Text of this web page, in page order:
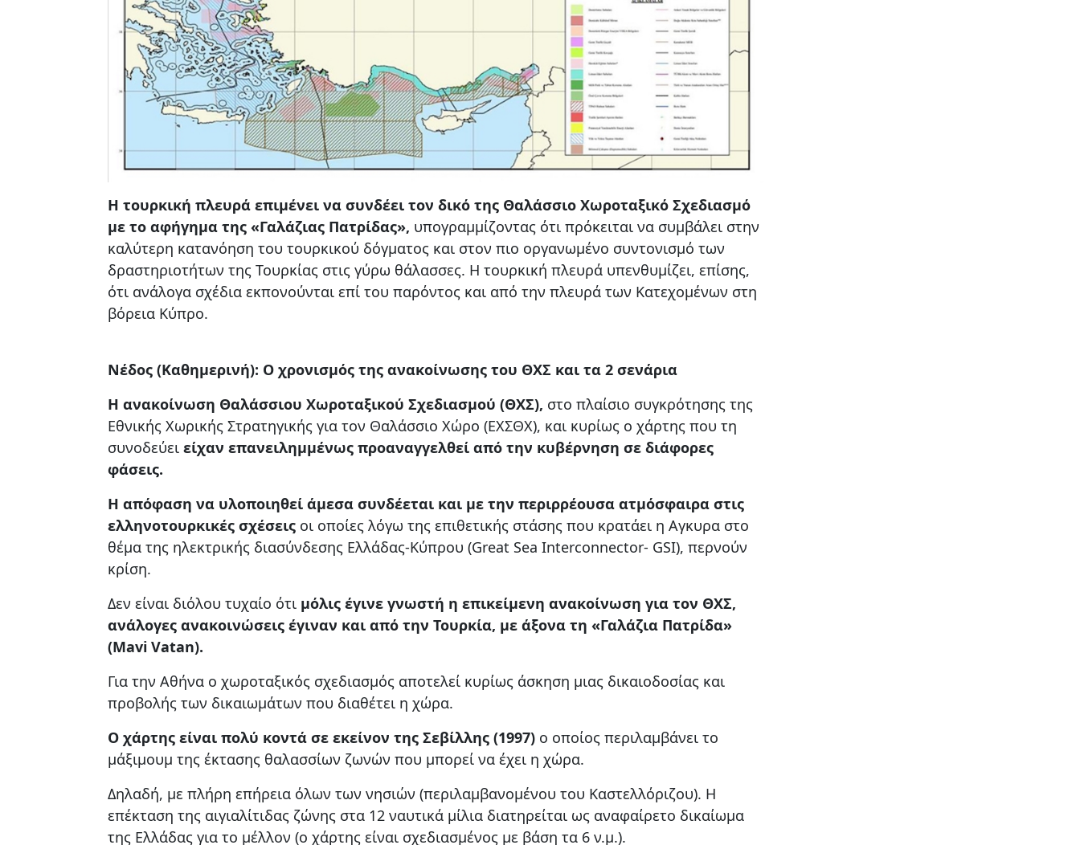
Η τουρκική πλευρά επιμένει να συνδέει τον δικό της Θαλάσσιο Χωροταξικό Σχεδιασμό
με το αφήγημα της «Γαλάζιας Πατρίδας», υπογραμμίζοντας ότι πρόκειται να συμβάλει στην
καλύτερη κατανόηση του τουρκικού δόγματος και στον πιο οργανωμένο συντονισμό των
δραστηριοτήτων της Τουρκίας στις γύρω θάλασσες. Η τουρκική πλευρά υπενθυμίζει, επίσης,
ότι ανάλογα σχέδια εκπονούνται επί του παρόντος και από την πλευρά των Κατεχομένων στη
βόρεια Κύπρο.
Νέδος (Καθημερινή): Ο χρονισμός της ανακοίνωσης του ΘΧΣ και τα 2 σενάρια
Η ανακοίνωση Θαλάσσιου Χωροταξικού Σχεδιασμού (ΘΧΣ), στο πλαίσιο συγκρότησης της
Εθνικής Χωρικής Στρατηγικής για τον Θαλάσσιο Χώρο (ΕΧΣΘΧ), και κυρίως ο χάρτης που τη
συνοδεύει είχαν επανειλημμένως προαναγγελθεί από την κυβέρνηση σε διάφορες
φάσεις.
Η απόφαση να υλοποιηθεί άμεσα συνδέεται και με την περιρρέουσα ατμόσφαιρα στις
ελληνοτουρκικές σχέσεις οι οποίες λόγω της επιθετικής στάσης που κρατάει η Αγκυρα στο
θέμα της ηλεκτρικής διασύνδεσης Ελλάδας-Κύπρου (Great Sea Interconnector- GSI), περνούν
κρίση.
Δεν είναι διόλου τυχαίο ότι μόλις έγινε γνωστή η επικείμενη ανακοίνωση για τον ΘΧΣ,
ανάλογες ανακοινώσεις έγιναν και από την Τουρκία, με άξονα τη «Γαλάζια Πατρίδα»
(Mavi Vatan).
Για την Αθήνα ο χωροταξικός σχεδιασμός αποτελεί κυρίως άσκηση μιας δικαιοδοσίας και
προβολής των δικαιωμάτων που διαθέτει η χώρα.
Ο χάρτης είναι πολύ κοντά σε εκείνον της Σεβίλλης (1997) ο οποίος περιλαμβάνει το
μάξιμουμ της έκτασης θαλασσίων ζωνών που μπορεί να έχει η χώρα.
Δηλαδή, με πλήρη επήρεια όλων των νησιών (περιλαμβανομένου του Καστελλόριζου). Η
επέκταση της αιγιαλίτιδας ζώνης στα 12 ναυτικά μίλια διατηρείται ως αναφαίρετο δικαίωμα
της Ελλάδας για το μέλλον (ο χάρτης είναι σχεδιασμένος με βάση τα 6 ν.μ.).